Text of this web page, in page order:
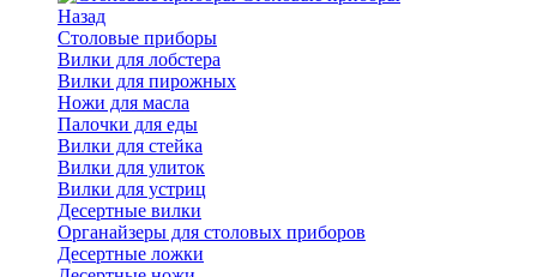
Назад
Cтоловые приборы
Вилки для лобстера
Вилки для пирожных
Ножи для масла
Палочки для еды
Вилки для стейка
Вилки для улиток
Вилки для устриц
Десертные вилки
Органайзеры для столовых приборов
Десертные ложки